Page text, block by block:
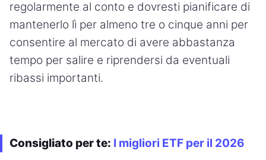
regolarmente al conto e dovresti pianificare di
mantenerlo lì per almeno tre o cinque anni per
consentire al mercato di avere abbastanza
tempo per salire e riprendersi da eventuali
ribassi importanti.
Consigliato per te: I migliori ETF per il 2026